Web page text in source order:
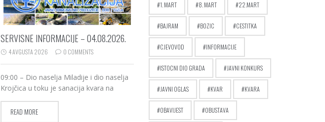
SERVISNE INFORMACIJE – 04.08.2026.
4 AVGUSTA 2026 0 COMMENTS
09:00 – Dio naselja Miladije i dio naselja
Krojčica u toku je sanacija kvara na
READ MORE
1. MART 8. MART 22.MART
BAJRAM BOZIC CESTITKA
CJEVOVOD INFORMACIJE
ISTOCNI DIO GRADA JAVNI KONKURS
JAVNI OGLAS KVAR KVARA
OBAVIJEST OBUSTAVA